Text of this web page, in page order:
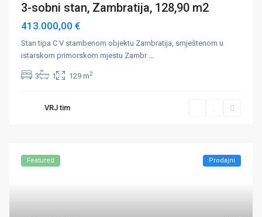
3-sobni stan, Zambratija, 128,90 m2
413.000,00 €
Stan tipa C V stambenom objektu Zambratija, smještenom u
istarskom primorskom mjestu Zambr ...
3 1 129 m2
VRJ tim
Featured Prodajni